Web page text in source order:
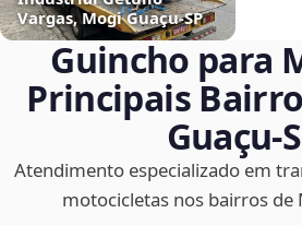
Vargas, Mogi Guaçu‑SP
Guincho para
Principais
Atendimento especializado em
motocicletas nos bairros de